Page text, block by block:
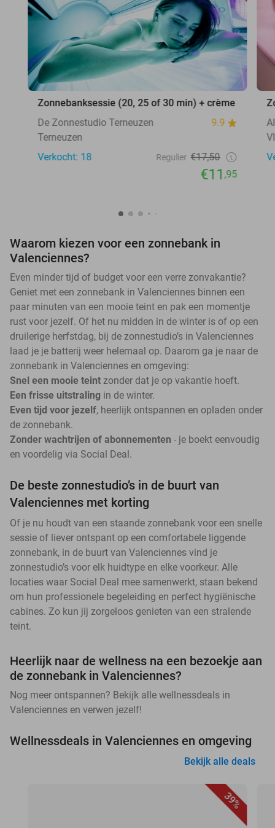
Zonnebanksessie (20, 25 of 30 min) + crème
De Zonnestudio Terneuzen
9.9
Terneuzen
Verkocht: 18
Regulier €17,50
€11,95
Waarom kiezen voor een zonnebank in
Valenciennes?
Even minder tijd of budget voor een verre zonvakantie?
Geniet met een zonnebank in Valenciennes binnen een
paar minuten van een mooie teint en pak een momentje
rust voor jezelf. Of het nu midden in de winter is of op een
druilerige herfstdag, bij de zonnestudio’s in Valenciennes
laad je je batterij weer helemaal op. Daarom ga je naar de
zonnebank in Valenciennes en omgeving:
Snel een mooie teint zonder dat je op vakantie hoeft.
Een frisse uitstraling in de winter.
Even tijd voor jezelf, heerlijk ontspannen en opladen onder
de zonnebank.
Zonder wachtrijen of abonnementen - je boekt eenvoudig
en voordelig via Social Deal.
De beste zonnestudio’s in de buurt van
Valenciennes met korting
Of je nu houdt van een staande zonnebank voor een snelle
sessie of liever ontspant op een comfortabele liggende
zonnebank, in de buurt van Valenciennes vind je
zonnestudio’s voor elk huidtype en elke voorkeur. Alle
locaties waar Social Deal mee samenwerkt, staan bekend
om hun professionele begeleiding en perfect hygiënische
cabines. Zo kun jij zorgeloos genieten van een stralende
teint.
Heerlijk naar de wellness na een bezoekje aan
de zonnebank in Valenciennes?
Nog meer ontspannen? Bekijk alle wellnessdeals in
Valenciennes en verwen jezelf!
Wellnessdeals in Valenciennes en omgeving
Bekijk alle deals
39%